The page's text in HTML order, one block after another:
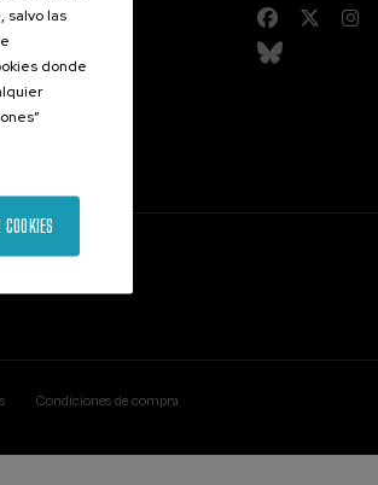
Condiciones de compra
salvo las
donde
COOKIES